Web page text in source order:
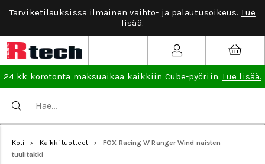
Tarviketilauksissa ilmainen vaihto- ja palautusoikeus. Lue
lisää.
24 kk korotonta maksuaikaa kaikkiin Cube-pyöriin. Lue lisää.
Koti > Kaikki tuotteet >
FOX Racing W Ranger Wind naisten
tuulitakki